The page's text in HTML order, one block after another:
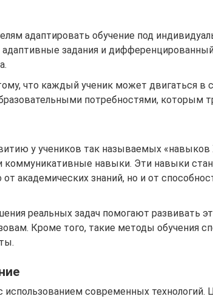
адаптировать обучение под
задания и
что каждый ученик может двигаться в
потребностями, которым
у учеников так называемых «навыков
коммуникативные навыки. Эти навыки
академических знаний, но и от
реальных задач помогают развивать
Кроме того, такие методы обучения
современных